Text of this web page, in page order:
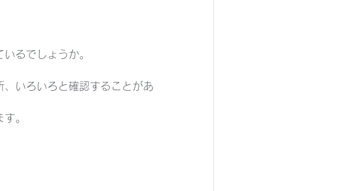
るでしょうか。
いろいろと確認することがあ
。